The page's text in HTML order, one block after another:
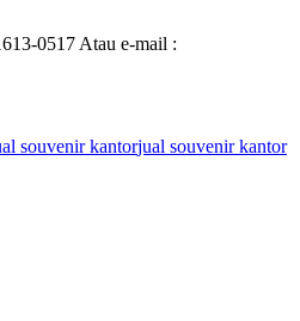
0517 Atau e-mail :
souvenir kantorjual souvenir kantor